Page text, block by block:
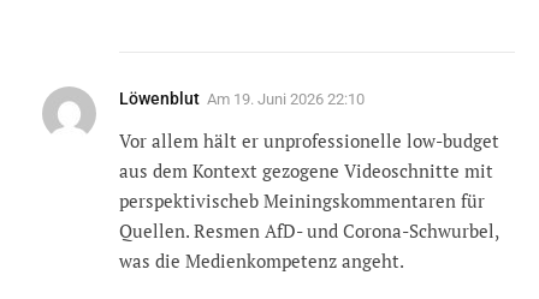
Löwenblut Am 19. Juni 2026 22:10
Vor allem hält er unprofessionelle low-budget
aus dem Kontext gezogene Videoschnitte mit
perspektivischeb Meiningskommentaren für
Quellen. Resmen AfD- und Corona-Schwurbel,
was die Medienkompetenz angeht.